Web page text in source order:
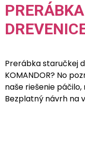
Prerábka staručkej
KOMANDOR? No
naše riešenie
Bezplatný návrh na